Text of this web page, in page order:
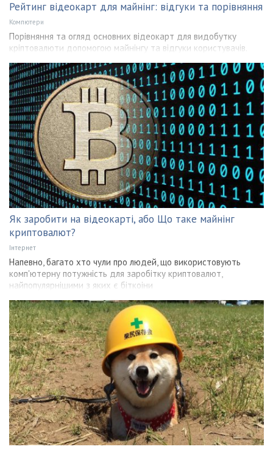
Рейтинг відеокарт для майнінг: відгуки та порівняння
Компютери
Порівняння та огляд основних відеокарт для видобутку
кріптовалюти допомогою майнінгу та відгуки користувачів.
Як заробити на відеокарті, або Що таке майнінг
криптовалют?
Інтернет
Напевно, багато хто чули про людей, що використовують
комп'ютерну потужність для заробітку криптовалют,
найпопулярнішими з яких є біткоіни